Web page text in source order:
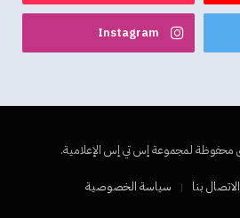
Instagram
الاتصال بنا سياسة الخصوصية